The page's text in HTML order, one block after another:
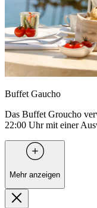
Buffet Gaucho
Das Buffet Groucho
22:00 Uhr mit einer
Mehr anzeigen